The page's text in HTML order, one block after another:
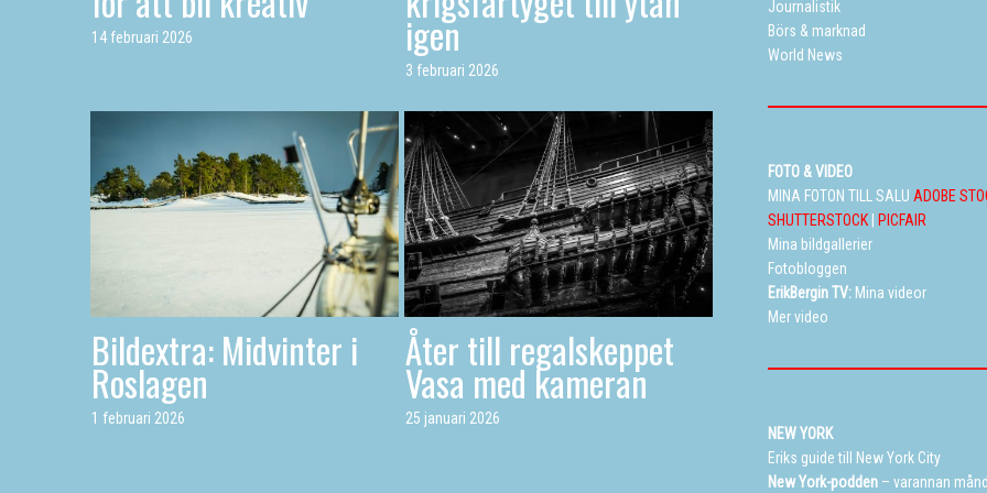
14 februari 2026 igen
3 februari 2026
Bildextra: Midvinter i
Roslagen
1 februari 2026
Åter till regalskeppet
Vasa med kameran
25 januari 2026
Journalistik
Börs & marknad
World News
FOTO & VIDEO
MINA FOTON TILL SALU ADOBE
SHUTTERSTOCK
PICFAIR
Mina bildgallerier
Fotobloggen
ErikBergin TV: Mina videor
Mer video
NEW YORK
Eriks guide till New York City
New York-podden – varannan